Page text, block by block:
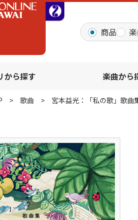
商品
から探す 楽曲から
歌曲 宮本益光：「私の歌」歌曲